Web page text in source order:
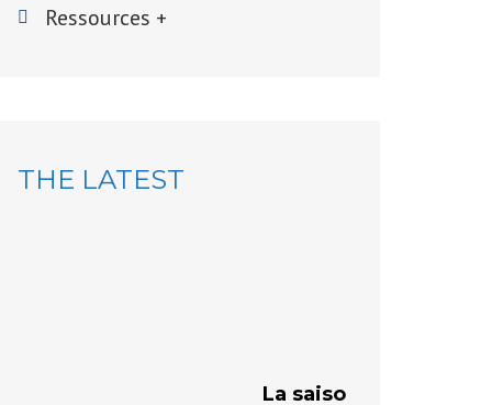
Ressources +
THE LATEST
La saison des